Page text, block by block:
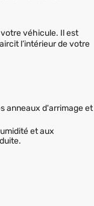
véhicule. Il est
l’intérieur de votre
anneaux d'arrimage et
et aux